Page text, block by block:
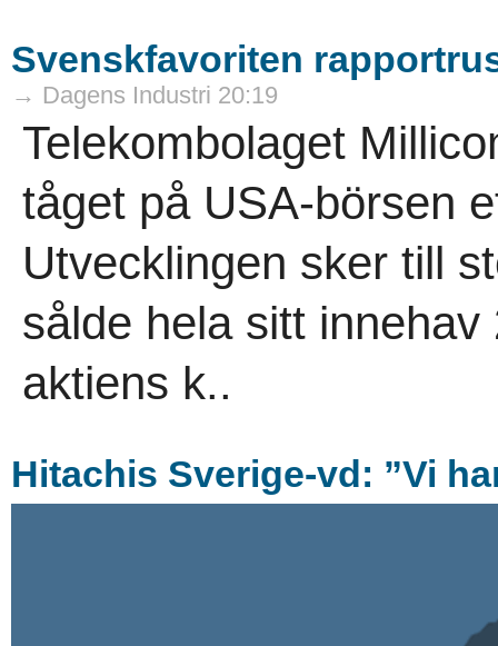
Svenskfavoriten
→ Dagens Industri 20:19
Telekombolaget
tåget på USA-börsen
Utvecklingen sker till
sålde hela sitt
aktiens k..
Hitachis Sverige-vd: ”Vi